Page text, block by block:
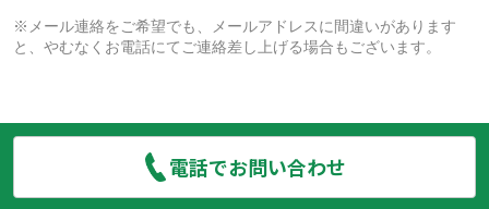
※メール連絡をご希望でも、メールアドレスに間違いがあります
と、やむなくお電話にてご連絡差し上げる場合もございます。
電話でお問い合わせ